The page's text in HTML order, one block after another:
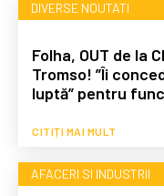
DIVERSE NOUTATI
Folha, OUT de la
Tromso! ”Îi
luptă” pentru
CITIȚI MAI MULT
AFACERI SI INDUSTRII